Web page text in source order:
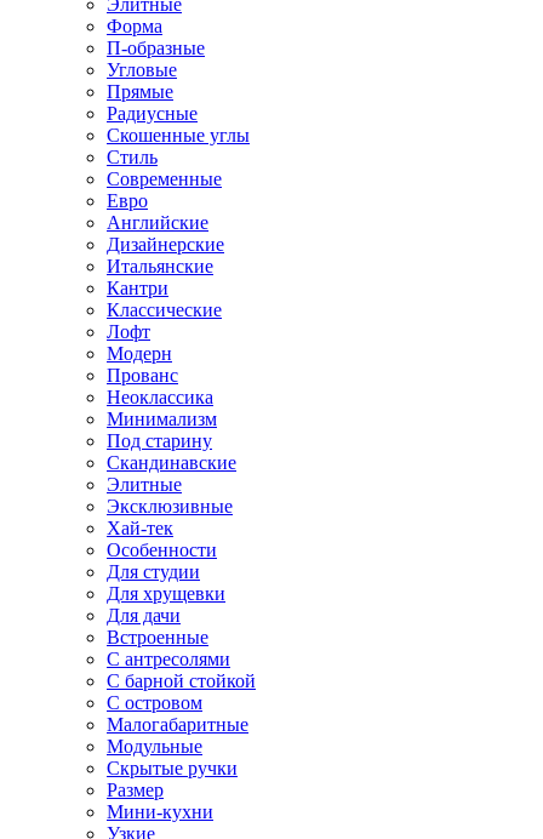
Элитные
Форма
П-образные
Угловые
Прямые
Радиусные
Скошенные углы
Стиль
Современные
Евро
Английские
Дизайнерские
Итальянские
Кантри
Классические
Лофт
Модерн
Прованс
Неоклассика
Минимализм
Под старину
Скандинавские
Элитные
Эксклюзивные
Хай-тек
Особенности
Для студии
Для хрущевки
Для дачи
Встроенные
С антресолями
С барной стойкой
С островом
Малогабаритные
Модульные
Скрытые ручки
Размер
Мини-кухни
Узкие